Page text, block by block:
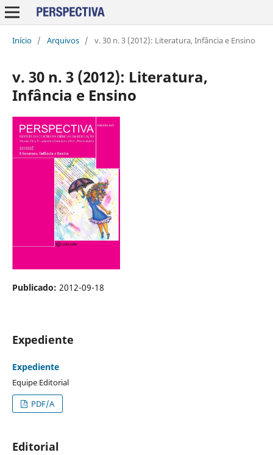
Início / Arquivos / v. 30 n. 3 (2012): Literatura, Infância e Ensino
v. 30 n. 3 (2012): Literatura,
Infância e Ensino
Publicado: 2012-09-18
Expediente
Expediente
Equipe Editorial
PDF/A
Editorial